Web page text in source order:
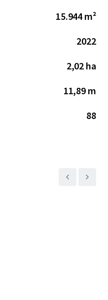
15.944 m²
2022
2,02 ha
11,89 m
88